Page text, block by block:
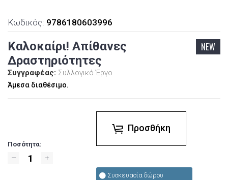
Κωδικός: 9786180603996
Καλοκαίρι! Απίθανες
Δραστηριότητες
NEW
Συγγραφέας: Συλλογικό Έργο
Άμεσα διαθέσιμο.
Ποσότητα:
Προσθήκη
Συσκευασία δώρου